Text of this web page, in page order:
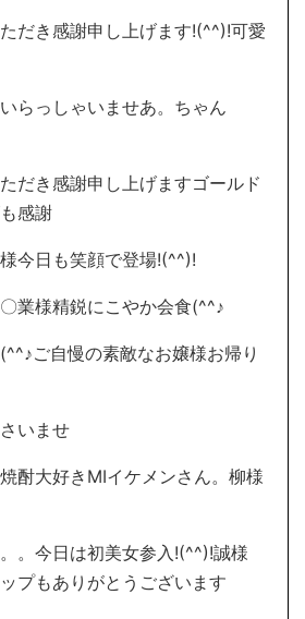
だき感謝申し上げます!(^^)!可愛
らっしゃいませあ。ちゃん
だき感謝申し上げますゴールド
感謝
今日も笑顔で登場!(^^)!
業様精鋭にこやか会食(^^♪
ご自慢の素敵なお嬢様お帰り
いませ
酎大好きMIイケメンさん。柳様
。今日は初美女参入!(^^)!誠様
プもありがとうございます